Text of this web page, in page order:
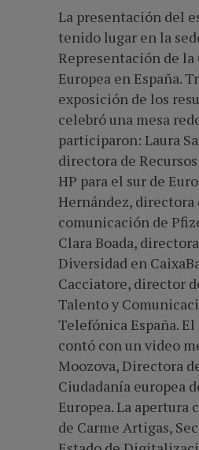
La presentación del
tenido lugar en la
Representación de
Europea en España.
exposición de los
celebró una mesa
participaron: Laura
directora de
HP para el sur de
Hernández, directora
comunicación de
Clara Boada,
Diversidad en
Cacciatore, director
Talento y
Telefónica España.
contó con un video
Moozova, Directora
Ciudadanía europea
Europea. La apertura
de Carme Artigas,